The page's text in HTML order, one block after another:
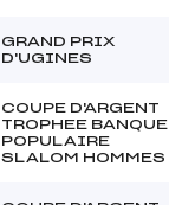
GRAND PRIX
D'UGINES
COUPE D'ARGENT
TROPHEE BANQUE
POPULAIRE
SLALOM HOMMES